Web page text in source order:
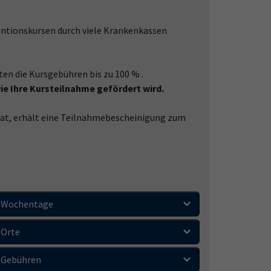
durch viele Krankenkassen
die Kursgebühren bis zu 100 % .
Ihre Kursteilnahme gefördert wird.
erhält eine Teilnahmebescheinigung zum
Wochentage
Orte
Gebühren